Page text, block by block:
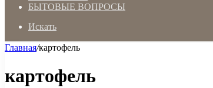
БЫТОВЫЕ ВОПРОСЫ
Искать
Главная/картофель
картофель